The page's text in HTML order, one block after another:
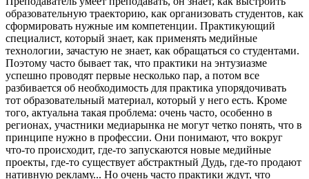
образовательную траекторию, как организовать студентов, как
сформировать нужные им компетенции. Практикующий
специалист, который знает, как применять медийные
технологии, зачастую не знает, как обращаться со студентами.
Поэтому часто бывает так, что практики на энтузиазме
успешно проводят первые несколько пар, а потом все
разбивается об необходимость для практика упорядочивать
тот образовательный материал, который у него есть. Кроме
того, актуальна такая проблема: очень часто, особенно в
регионах, участники медиарынка не могут четко понять, что в
принципе нужно в профессии. Они понимают, что вокруг
что-то происходит, где-то запускаются новые медийные
проекты, где-то существует абстрактный Дудь, где-то продают
нативную рекламу... Но очень часто практики ждут, что